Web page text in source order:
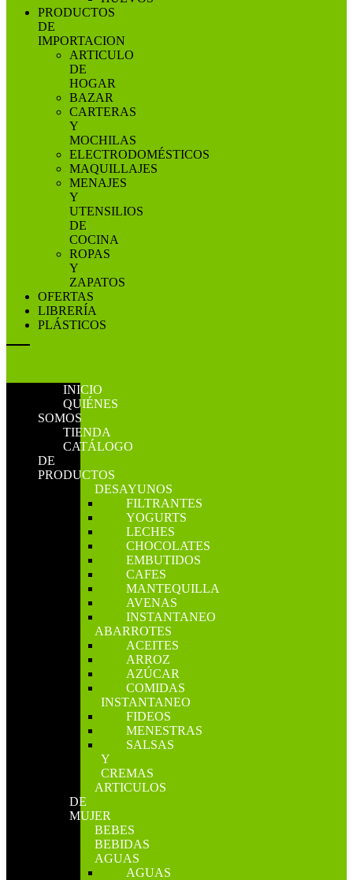
PRODUCTOS
DE
IMPORTACION
ARTICULO
DE
HOGAR
BAZAR
CARTERAS
Y
MOCHILAS
ELECTRODOMÉSTICOS
MAQUILLAJES
MENAJES
Y
UTENSILIOS
DE
COCINA
ROPAS
Y
ZAPATOS
OFERTAS
LIBRERÍA
PLÁSTICOS
INICIO
QUIÉNES
SOMOS
TIENDA
CATÁLOGO
DE
PRODUCTOS
DESAYUNOS
FILTRANTES
YOGURTS
LECHES
CHOCOLATES
EMBUTIDOS
CAFES
MANTEQUILLA
AVENAS
INSTANTANEO
ABARROTES
ACEITES
ARROZ
AZÚCAR
COMIDAS
INSTANTANEO
FIDEOS
MENESTRAS
SALSAS
Y
CREMAS
ARTICULOS
DE
MUJER
BEBES
BEBIDAS
AGUAS
AGUAS